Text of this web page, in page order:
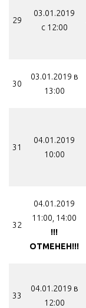
29
03.01.2019
с 12:00
30
03.01.2019 в
13:00
31
04.01.2019
10:00
32
04.01.2019
11:00, 14:00
!!!
ОТМЕНЕН!!!
33
04.01.2019 в
12:00